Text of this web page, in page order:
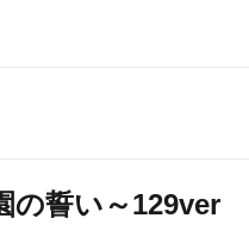
の誓い～129ver